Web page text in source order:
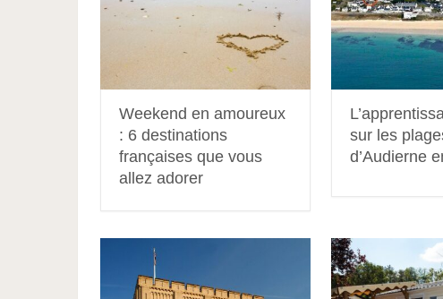
Weekend en amoureux
: 6 destinations
françaises que vous
allez adorer
sur les
d’Audierne